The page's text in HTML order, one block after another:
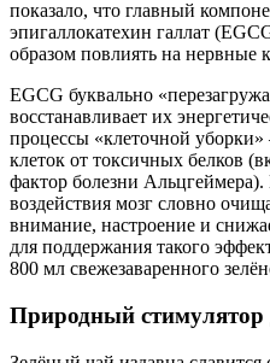
показало, что главный
эпигаллокатехин галлат
образом повлиять на нервные
EGCG буквально
восстанавливает их
процессы «клеточной
клеток от токсичных белков
фактор болезни Альцгеймера).
воздействия мозг словно
внимание, настроение и
для поддержания такого
800 мл свежезаваренного
Природный стимулятор